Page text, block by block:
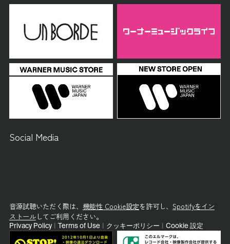
Social Media
音源試聴いただく際は、 機能性 Cookie設定を許可し、 Spotifyをイン
ストールしてご利用ください。
Privacy Policy Terms of Use クッキーポリシー Cookie 設定